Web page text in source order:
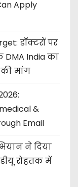
Apply
डॉक्टरों पर
India का
की मांग
&
Email
ने दिया
रोहतक में